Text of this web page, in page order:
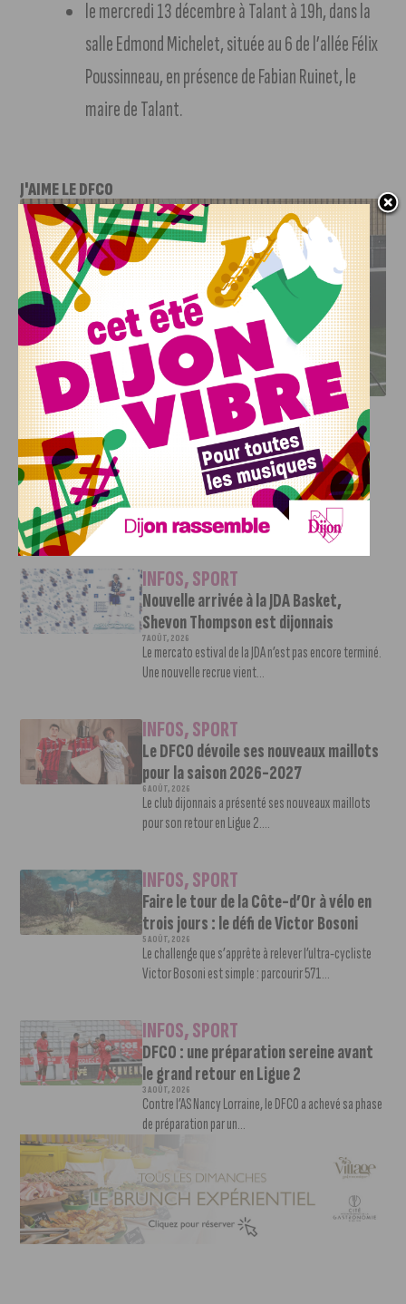
le mercredi 13 décembre à Talant à 19h, dans la
salle Edmond Michelet, située au 6 de l’allée Félix
Poussinneau, en présence de Fabian Ruinet, le
maire de Talant.
J'AIME LE DFCO
DFCO : RENCONTRE AVEC PIERRE-HENRI DEBALLON,
L’ARTISAN DE LA MONTÉE EN LIGUE 2
INFOS, SPORT
DFCO : Rencontre avec Pierre-Henri
Deballon, l’artisan de la montée en
Ligue 2
7 AOÛT, 2026
Le DFCO est de retour en Ligue 2 après trois ans
d’absence. La saison...
INFOS,SPORT
Nouvelle arrivée à la JDA Basket,
Shevon Thompson est dijonnais
7 AOÛT, 2026
Le mercato estival de la JDA n’est pas encore terminé.
Une nouvelle recrue vient...
INFOS,SPORT
Le DFCO dévoile ses nouveaux maillots
pour la saison 2026-2027
6 AOÛT, 2026
Le club dijonnais a présenté ses nouveaux maillots
pour son retour en Ligue 2....
INFOS,SPORT
Faire le tour de la Côte-d’Or à vélo en
trois jours : le défi de Victor Bosoni
5 AOÛT, 2026
Le challenge que s’apprête à relever l’ultra-cycliste
Victor Bosoni est simple : parcourir 571...
INFOS,SPORT
DFCO : une préparation sereine avant
le grand retour en Ligue 2
3 AOÛT, 2026
Contre l’AS Nancy Lorraine, le DFCO a achevé sa phase
de préparation par un...